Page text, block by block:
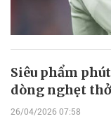
Siêu phẩm
dòng nghẹt
26/04/2026 07:58